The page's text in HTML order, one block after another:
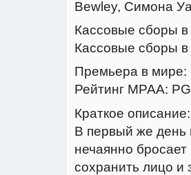
Bewley, Симона
Кассовые сборы
Кассовые сборы
Премьера в мире:
Рейтинг MPAA:
Краткое описание:
В первый же день
нечаянно
сохранить лицо и